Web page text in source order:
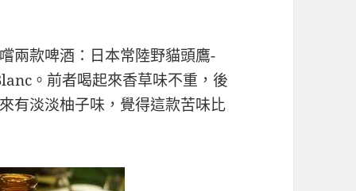
兩款啤酒：日本常陸野貓頭鷹-
。前者喝起來香草味不重，後
有淡淡柚子味，覺得這款苦味比